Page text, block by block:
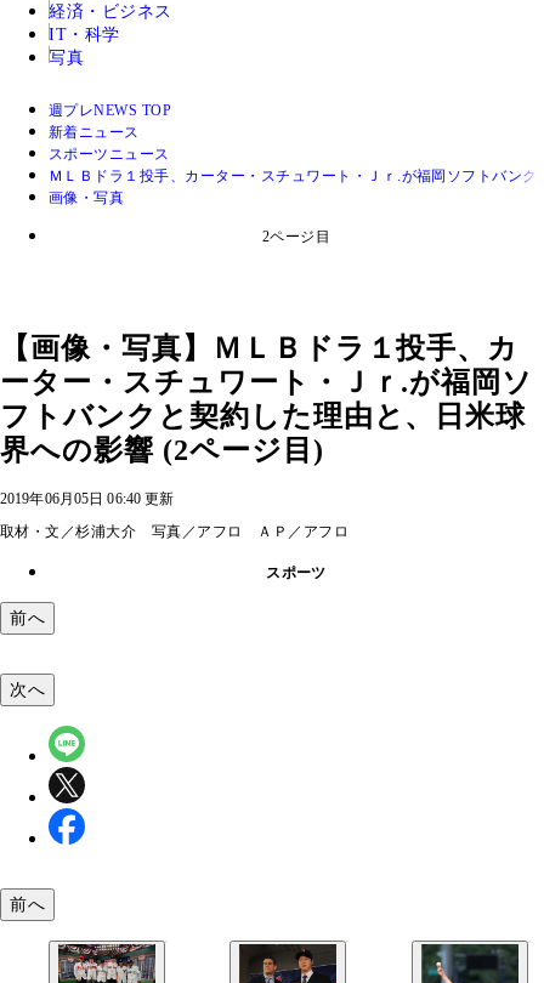
経済・ビジネス
IT・科学
写真
週プレNEWS TOP
新着ニュース
スポーツニュース
ＭＬＢドラ１投手、カーター・スチュワート・Ｊｒ.が福岡ソフトバン
画像・写真
2ページ目
【画像・写真】ＭＬＢドラ１投手、カ
ーター・スチュワート・Ｊｒ.が福岡ソ
フトバンクと契約した理由と、日米球
界への影響 (2ページ目)
2019年06月05日 06:40 更新
取材・文／杉浦大介 写真／アフロ ＡＰ／アフロ
スポーツ
前へ
次へ
前へ